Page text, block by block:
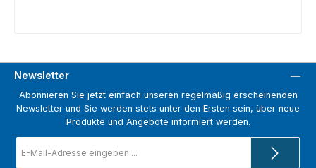
Newsletter
Abonnieren Sie jetzt einfach unseren regelmäßig erscheinenden
Newsletter und Sie werden stets unter den Ersten sein, über neue
Produkte und Angebote informiert werden.
Mail-
Adresse